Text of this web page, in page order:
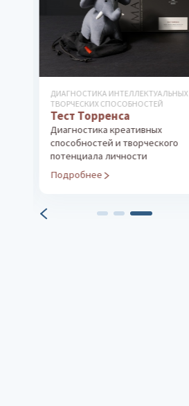
ДИАГНОСТИКА ИНТЕЛЛЕКТУАЛЬНЫХ И
ТВОРЧЕСКИХ СПОСОБНОСТЕЙ
Тест Торренса
Диагностика креативных
способностей и творческого
потенциала личности
Подробнее